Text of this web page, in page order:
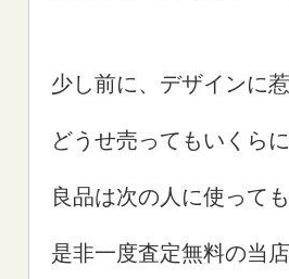
少し前に、デザインに
どうせ売ってもいくら
良品は次の人に使って
是非一度査定無料の当店